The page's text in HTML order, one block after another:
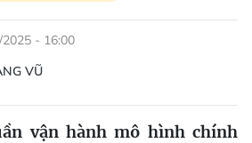
- 16:00
VŨ
vận hành mô hình chính